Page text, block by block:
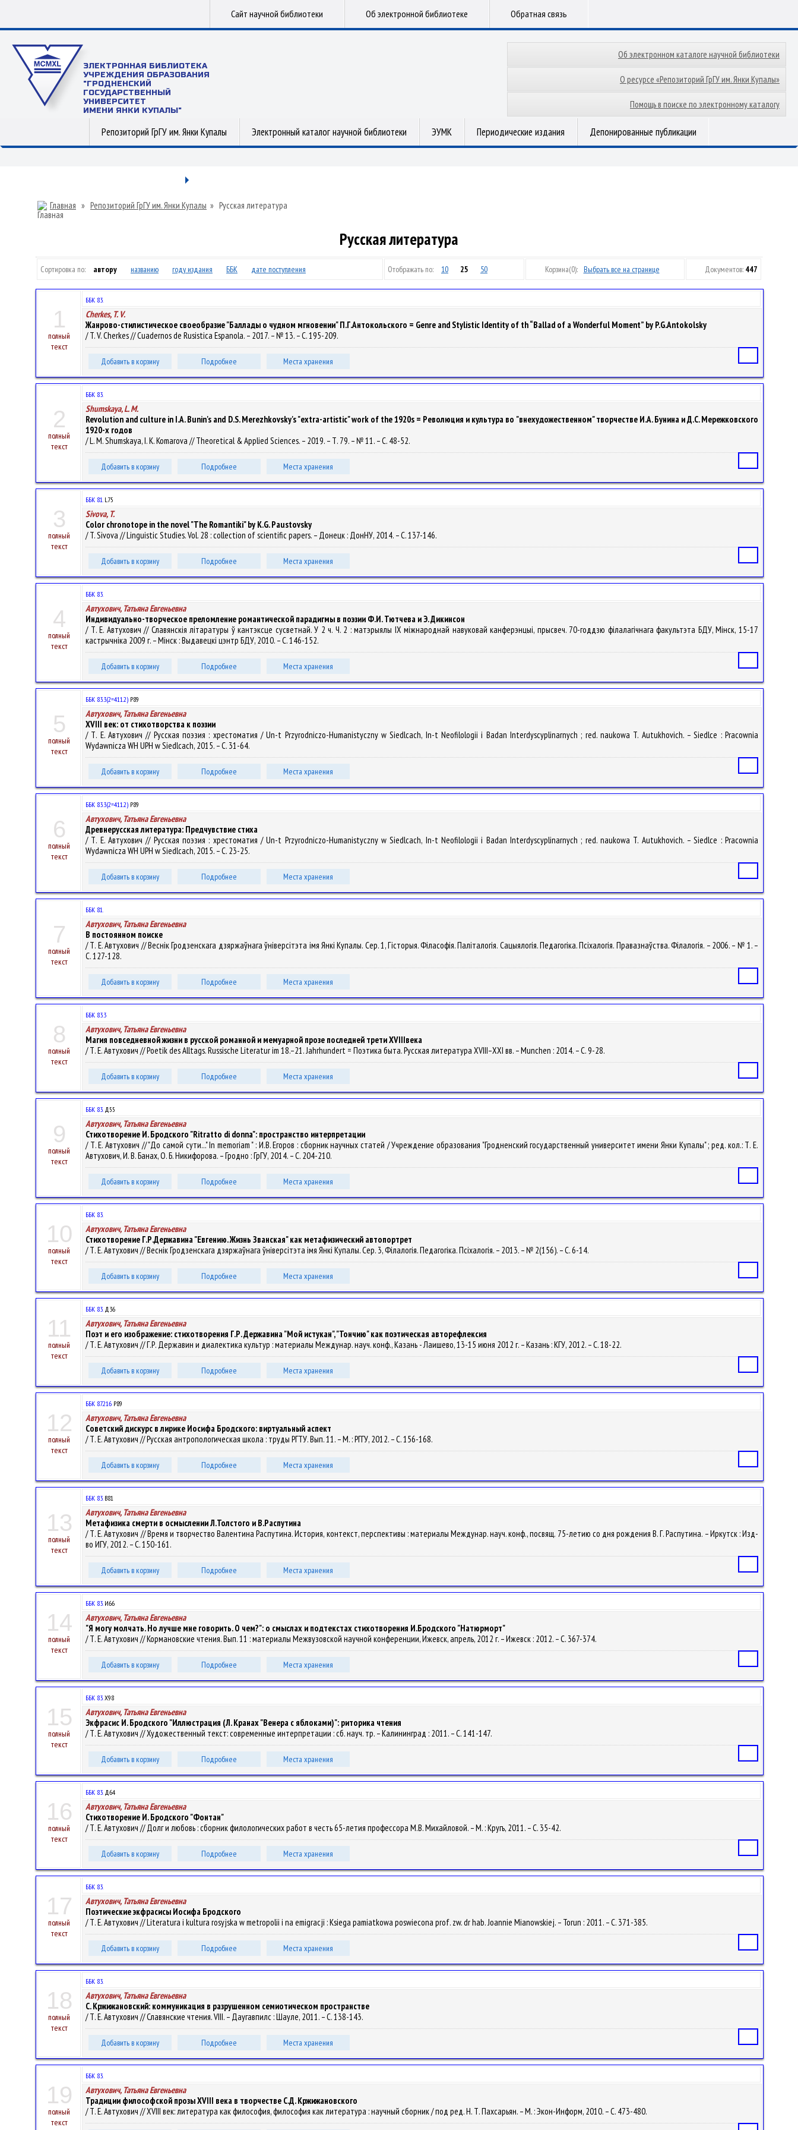
Сайт научной библиотеки Об электронной библиотеке Обратная связь
ЭЛЕКТРОННАЯ БИБЛИОТЕКА
УЧРЕЖДЕНИЯ ОБРАЗОВАНИЯ
"ГРОДНЕНСКИЙ
ГОСУДАРСТВЕННЫЙ
УНИВЕРСИТЕТ
ИМЕНИ ЯНКИ КУПАЛЫ"
Об электронном каталоге научной библиотеки
О ресурсе «Репозиторий ГрГУ им. Янки Купалы»
Помощь в поиске по электронному каталогу
Репозиторий ГрГУ им. Янки Купалы Электронный каталог научной библиотеки ЭУМК Периодические издания Депонированные публикации
Главная » Репозиторий ГрГУ им. Янки Купалы » Русская литература
Русская литература
Сортировка по: автору названию году издания ББК дате поступления Отображать по: 10 25 50 Корзина(0): Выбрать все на странице Документов: 447
1
полный
текст
ББК 83.
Cherkes, T. V.
Жанрово-стилистическое своеобразие "Баллады о чудном мгновении" П.Г.Антокольского = Genre and Stylistic Identity of th “Ballad of a Wonderful Moment” by P.G.Antokolsky
/ T. V. Cherkes // Cuadernos de Rusistica Espanola. – 2017. – № 13. – С. 195-209.
Добавить в корзину Подробнее Места хранения
2
полный
текст
ББК 83.
Shumskaya, L. M.
Revolution and culture in I.A. Bunin's and D.S. Merezhkovsky's "еxtra-artistic" work of the 1920s = Революция и культура во "внехудожественном" творчестве И.А. Бунина и Д.С. Мережковского
1920-х годов
/ L. M. Shumskaya, I. K. Komarova // Theoretical & Applied Sciences. – 2019. – Т. 79. – № 11. – С. 48-52.
Добавить в корзину Подробнее Места хранения
3
полный
текст
ББК 81.L75
Sivova, T.
Color chronotope in the novel "The Romantiki" by K.G. Paustovsky
/ T. Sivova // Linguistic Studies. Vol. 28 : collection of scientific papers. – Донецк : ДонНУ, 2014. – С. 137-146.
Добавить в корзину Подробнее Места хранения
4
полный
текст
ББК 83.
Автухович, Татьяна Евгеньевна
Индивидуально-творческое преломление романтической парадигмы в поэзии Ф.И. Тютчева и Э. Дикинсон
/ Т. Е. Автухович // Славянскія літаратуры ў кантэксце сусветнай. У 2 ч. Ч. 2 : матэрыялы IX мiжнароднай навуковай канферэнцыi, прысвеч. 70-годдзю фiлалагiчнага факультэта БДУ, Мiнск, 15-17
кастрычнiка 2009 г. – Мінск : Выдавецкі цэнтр БДУ, 2010. – С. 146-152.
Добавить в корзину Подробнее Места хранения
5
полный
текст
ББК 83.3(2=411.2) Р89
Автухович, Татьяна Евгеньевна
XVIII век: от стихотворства к поэзии
/ Т. Е. Автухович // Русская поэзия : хрестоматия / Un-t Przyrodniczo-Humanistyczny w Siedlcach, In-t Neofilologii i Badan Interdyscyplinarnych ; red. naukowa T. Autukhovich. – Siedlce : Pracownia
Wydawnicza WH UPH w Siedlcach, 2015. – С. 31-64.
Добавить в корзину Подробнее Места хранения
6
полный
текст
ББК 83.3(2=411.2) Р89
Автухович, Татьяна Евгеньевна
Древнерусская литература: Предчувствие стиха
/ Т. Е. Автухович // Русская поэзия : хрестоматия / Un-t Przyrodniczo-Humanistyczny w Siedlcach, In-t Neofilologii i Badan Interdyscyplinarnych ; red. naukowa T. Autukhovich. – Siedlce : Pracownia
Wydawnicza WH UPH w Siedlcach, 2015. – С. 23-25.
Добавить в корзину Подробнее Места хранения
7
полный
текст
ББК 81.
Автухович, Татьяна Евгеньевна
В постоянном поиске
/ Т. Е. Автухович // Веснік Гродзенскага дзяржаўнага ўніверсітэта імя Янкі Купалы. Сер. 1, Гісторыя. Філасофія. Паліталогія. Сацыялогія. Педагогіка. Псіхалогія. Правазнаўства. Філалогія. – 2006. – № 1. –
С. 127-128.
Добавить в корзину Подробнее Места хранения
8
полный
текст
ББК 83.3
Автухович, Татьяна Евгеньевна
Магия повседневной жизни в русской романной и мемуарной прозе последней трети XVIIIвека
/ Т. Е. Автухович // Poetik des Alltags. Russische Literatur im 18.–21. Jahrhundert = Поэтика быта. Русская литература XVIII–XXI вв. – Munchen : 2014. – С. 9-28.
Добавить в корзину Подробнее Места хранения
9
полный
текст
ББК 83.Д55
Автухович, Татьяна Евгеньевна
Стихотворение И. Бродского "Ritratto di donna": пространство интерпретации
/ Т. Е. Автухович // "До самой сути..." In memoriam " : И.В. Егоров : сборник научных статей / Учреждение образования "Гродненский государственный университет имени Янки Купалы" ; ред. кол.: Т. Е.
Автухович, И. В. Банах, О. Б. Никифорова. – Гродно : ГрГУ, 2014. – С. 204-210.
Добавить в корзину Подробнее Места хранения
10
полный
текст
ББК 83.
Автухович, Татьяна Евгеньевна
Стихотворение Г.Р.Державина "Евгению. Жизнь Званская" как метафизический автопортрет
/ Т. Е. Автухович // Веснік Гродзенскага дзяржаўнага ўніверсітэта імя Янкі Купалы. Сер. 3, Філалогія. Педагогіка. Псіхалогія. – 2013. – № 2(156). – С. 6-14.
Добавить в корзину Подробнее Места хранения
11
полный
текст
ББК 83.Д36
Автухович, Татьяна Евгеньевна
Поэт и его изображение: стихотворения Г.Р. Державина "Мой истукан", "Тончию" как поэтическая авторефлексия
/ Т. Е. Автухович // Г.Р. Державин и диалектика культур : материалы Междунар. науч. конф., Казань - Лаишево, 13-15 июня 2012 г. – Казань : КГУ, 2012. – С. 18-22.
Добавить в корзину Подробнее Места хранения
12
полный
текст
ББК 87.216 Р89
Автухович, Татьяна Евгеньевна
Советский дискурс в лирике Иосифа Бродского: виртуальный аспект
/ Т. Е. Автухович // Русская антропологическая школа : труды РГТУ. Вып. 11. – М. : РГГУ, 2012. – С. 156-168.
Добавить в корзину Подробнее Места хранения
13
полный
текст
ББК 83.В81
Автухович, Татьяна Евгеньевна
Метафизика смерти в осмыслении Л.Толстого и В.Распутина
/ Т. Е. Автухович // Время и творчество Валентина Распутина. История, контекст, перспективы : материалы Междунар. науч. конф., посвящ. 75-летию со дня рождения В. Г. Распутина. – Иркутск : Изд-
во ИГУ, 2012. – С. 150-161.
Добавить в корзину Подробнее Места хранения
14
полный
текст
ББК 83.И66
Автухович, Татьяна Евгеньевна
"Я могу молчать. Но лучше мне говорить. О чем?": о смыслах и подтекстах стихотворения И.Бродского "Натюрморт"
/ Т. Е. Автухович // Кормановские чтения. Вып. 11 : материалы Межвузовской научной конференции, Ижевск, апрель, 2012 г. – Ижевск : 2012. – С. 367-374.
Добавить в корзину Подробнее Места хранения
15
полный
текст
ББК 83.Х98
Автухович, Татьяна Евгеньевна
Экфрасис И. Бродского "Иллюстрация (Л. Кранах "Венера с яблоками)": риторика чтения
/ Т. Е. Автухович // Художественный текст: современные интерпретации : сб. науч. тр. – Калининград : 2011. – С. 141-147.
Добавить в корзину Подробнее Места хранения
16
полный
текст
ББК 83.Д64
Автухович, Татьяна Евгеньевна
Стихотворение И. Бродского "Фонтан"
/ Т. Е. Автухович // Долг и любовь : сборник филологических работ в честь 65-летия профессора М.В. Михайловой. – М. : Кругъ, 2011. – С. 35-42.
Добавить в корзину Подробнее Места хранения
17
полный
текст
ББК 83.
Автухович, Татьяна Евгеньевна
Поэтические экфрасисы Иосифа Бродского
/ Т. Е. Автухович // Literatura i kultura rosyjska w metropolii i na emigracji : Ksiega pamiatkowa poswiecona prof. zw. dr hab. Joannie Mianowskiej. – Torun : 2011. – С. 371-385.
Добавить в корзину Подробнее Места хранения
18
полный
текст
ББК 83.
Автухович, Татьяна Евгеньевна
С. Кржижановский: коммуникация в разрушенном семиотическом пространстве
/ Т. Е. Автухович // Славянские чтения. VIII. – Даугавпилс : Шауле, 2011. – С. 138-143.
Добавить в корзину Подробнее Места хранения
19
полный
текст
ББК 83.
Автухович, Татьяна Евгеньевна
Традиции философской прозы ХVIII века в творчестве С.Д. Кржижановского
/ Т. Е. Автухович // XVIII век: литература как философия, философия как литература : научный сборник / под ред. Н. Т. Пахсарьян. – М. : Экон-Информ, 2010. – С. 473-480.